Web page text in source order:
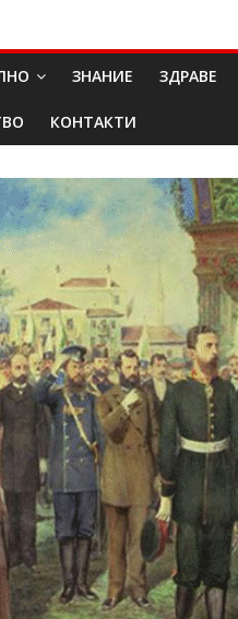
ЗНАНИЕ ЗДРАВЕ
КОНТАКТИ